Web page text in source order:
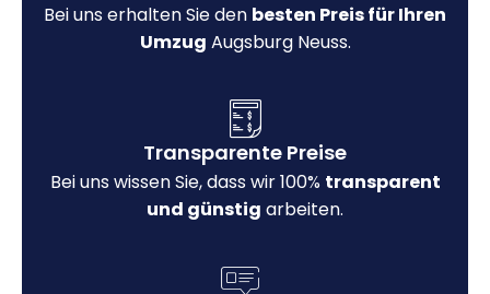
Bei uns erhalten Sie den besten Preis für Ihren
Umzug Augsburg Neuss.
Transparente Preise
Bei uns wissen Sie, dass wir 100% transparent
und günstig arbeiten.